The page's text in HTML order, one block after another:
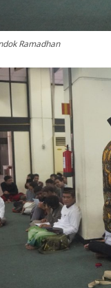
Ramadhan